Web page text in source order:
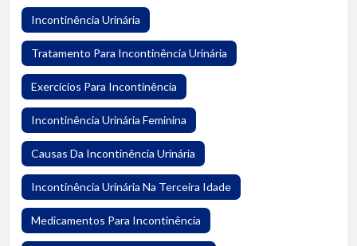
Incontinência Urinária
Tratamento Para Incontinência Urinária
Exercícios Para Incontinência
Incontinência Urinária Feminina
Causas Da Incontinência Urinária
Incontinência Urinária Na Terceira Idade
Medicamentos Para Incontinência